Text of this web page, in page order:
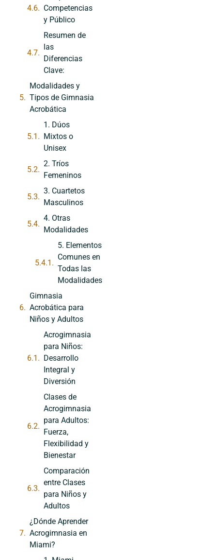
Competencias
y Público
Resumen de
las
Diferencias
Clave:
Modalidades y
Tipos de Gimnasia
Acrobática
1. Dúos
Mixtos o
Unisex
2. Tríos
Femeninos
3. Cuartetos
Masculinos
4. Otras
Modalidades
5. Elementos
Comunes en
Todas las
Modalidades
Gimnasia
Acrobática para
Niños y Adultos
Acrogimnasia
para Niños:
Desarrollo
Integral y
Diversión
Clases de
Acrogimnasia
para Adultos:
Fuerza,
Flexibilidad y
Bienestar
Comparación
entre Clases
para Niños y
Adultos
¿Dónde Aprender
Acrogimnasia en
Miami?